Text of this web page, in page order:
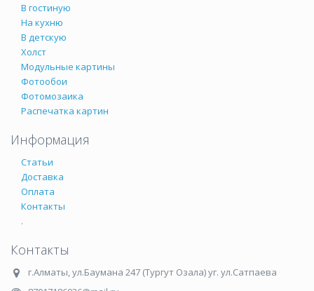
В гостиную
На кухню
В детскую
Холст
Модульные картины
Фотообои
Фотомозаика
Распечатка картин
Информация
Статьи
Доставка
Оплата
Контакты
.
Контакты
г.Алматы,ул.Баумана 247 (Тургут Озала) уг. ул.Сатпаева